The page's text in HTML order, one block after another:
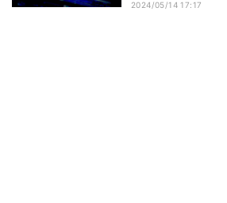
2024/05/14 17:17